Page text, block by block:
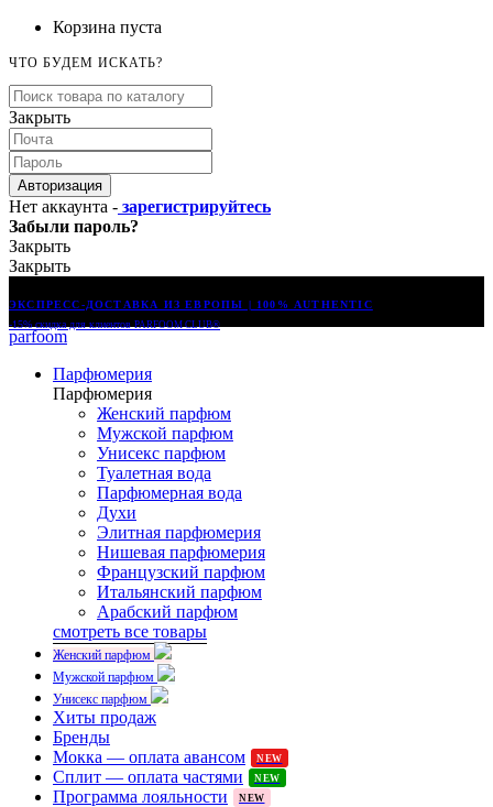
Корзина пуста
ЧТО БУДЕМ ИСКАТЬ?
Закрыть
Авторизация
Нет аккаунта - зарегистрируйтесь
Забыли пароль?
Закрыть
Закрыть
ЭКСПРЕСС-ДОСТАВКА ИЗ ЕВРОПЫ | 100% AUTHENTIC
-15% скидка для клиентов PARFOOM CLUB®
parfoom
Парфюмерия
Парфюмерия
Женский парфюм
Мужской парфюм
Унисекс парфюм
Туалетная вода
Парфюмерная вода
Духи
Элитная парфюмерия
Нишевая парфюмерия
Французский парфюм
Итальянский парфюм
Арабский парфюм
смотреть все товары
Женский парфюм
Мужской парфюм
Унисекс парфюм
Хиты продаж
Бренды
Мокка — оплата авансом
NEW
Сплит — оплата частями NEW
Программа лояльности NEW